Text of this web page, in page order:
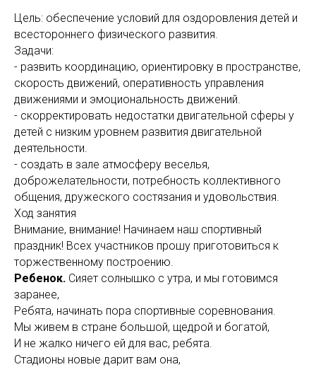
Цель: обеспечение условий для оздоровления детей и
всестороннего физического развития.
Задачи:
- развить координацию, ориентировку в пространстве,
скорость движений, оперативность управления
движениями и эмоциональность движений.
- скорректировать недостатки двигательной сферы у
детей с низким уровнем развития двигательной
деятельности.
- создать в зале атмосферу веселья,
доброжелательности, потребность коллективного
общения, дружеского состязания и удовольствия.
Ход занятия
Внимание, внимание! Начинаем наш спортивный
праздник! Всех участников прошу приготовиться к
торжественному построению.
Ребенок. Сияет солнышко с утра, и мы готовимся
заранее,
Ребята, начинать пора спортивные соревнования.
Мы живем в стране большой, щедрой и богатой,
И не жалко ничего ей для вас, ребята.
Стадионы новые дарит вам она,